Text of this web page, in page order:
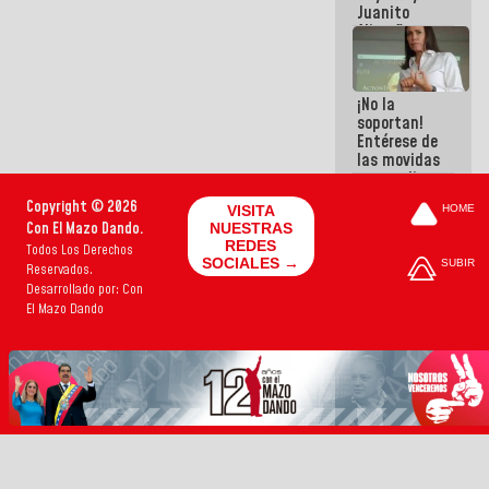
Juanito
Alimaña son
harina del
mismo
costal
¡No la
soportan!
Entérese de
las movidas
que realizan
cómplices
sacudírsela
Copyright © 2026
Con El Mazo Dando.
Todos Los Derechos
Reservados.
Desarrollado por: Con
El Mazo Dando
VISITA
NUESTRAS
REDES
SOCIALES →
HOME
SUBIR